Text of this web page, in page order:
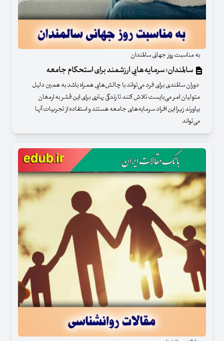
به مناسبت روز جهانی سالمندان
سالمندان؛ سرمایه‌هایی ارزشمند برای استحکام جامعه
دوران سالمندی برای فرد می‌تواند با چالش‌هایی همراه باشد به همین دلیل
متولیان امر می‌بایست تلاش کنند تا زندگی بهتری برای این قشر به ارمغان
بیاورند زیرا این افراد سرمایه‌های جامعه هستند و استفاده از تجربیات آنها
می‌تواند